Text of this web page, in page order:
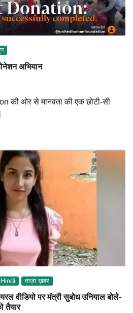
अभियान
की ओर से मानवता की एक छोटी-सी
ताज़ा ख़बर
वीडियो पर मंत्री सुबोध उनियाल बोले-
तैयार